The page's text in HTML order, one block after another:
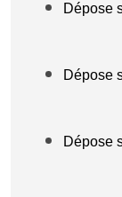
Dépose
Dépose
Dépose